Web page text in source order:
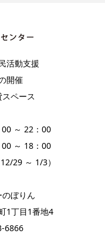
活動支援
開催
ペース
～ 22：00
18：00
29 ～ 1/3）
ぼりん
1丁目1番地4
6866